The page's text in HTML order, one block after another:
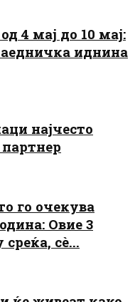
4 мај до 10 мај:
иднина
најчесто
го очекува
Овие 3
сè...